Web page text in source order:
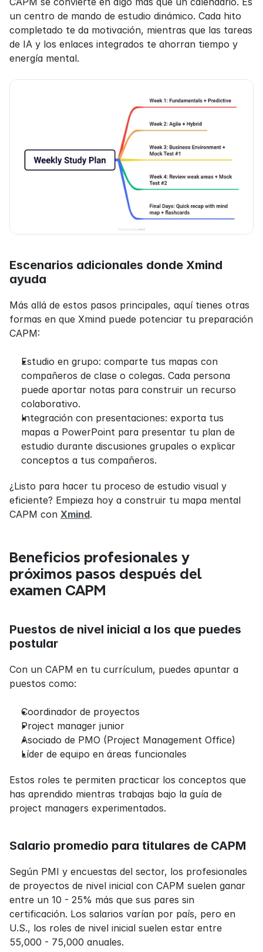
un centro de mando de estudio dinámico. Cada hito
completado te da motivación, mientras que las tareas
de IA y los enlaces integrados te ahorran tiempo y
energía mental.
Escenarios adicionales donde Xmind
ayuda
Más allá de estos pasos principales, aquí tienes otras
formas en que Xmind puede potenciar tu preparación
CAPM:
Estudio en grupo: comparte tus mapas con
compañeros de clase o colegas. Cada persona
puede aportar notas para construir un recurso
colaborativo.
Integración con presentaciones: exporta tus
mapas a PowerPoint para presentar tu plan de
estudio durante discusiones grupales o explicar
conceptos a tus compañeros.
¿Listo para hacer tu proceso de estudio visual y
eficiente? Empieza hoy a construir tu mapa mental
CAPM con Xmind.
Beneficios profesionales y
próximos pasos después del
examen CAPM
Puestos de nivel inicial a los que puedes
postular
Con un CAPM en tu currículum, puedes apuntar a
puestos como:
Coordinador de proyectos
Project manager junior
Asociado de PMO (Project Management Office)
Líder de equipo en áreas funcionales
Estos roles te permiten practicar los conceptos que
has aprendido mientras trabajas bajo la guía de
project managers experimentados.
Salario promedio para titulares de CAPM
Según PMI y encuestas del sector, los profesionales
de proyectos de nivel inicial con CAPM suelen ganar
entre un 10 - 25% más que sus pares sin
certificación. Los salarios varían por país, pero en
U.S., los roles de nivel inicial suelen estar entre
55,000 - 75,000 anuales.